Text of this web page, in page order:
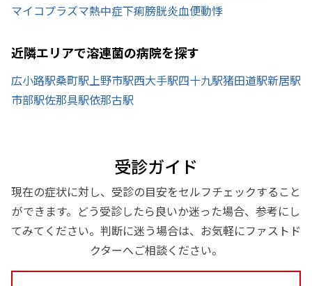
マイコプラズマ熱中症下痢膀胱炎血便動悸
近隣エリアで溶連菌の病院を探す
広小路駅桑町駅 上野市駅西大手駅四十九駅猪田道駅新居駅
市部駅佐那具駅依那古駅
受診ガイド
現在の症状に対し、受診の目安をセルフチェックすること
ができます。どう受診したら良いか迷った場合、参考にし
てみてください。判断に迷う場合は、お気軽にファストド
クターへご相談ください。